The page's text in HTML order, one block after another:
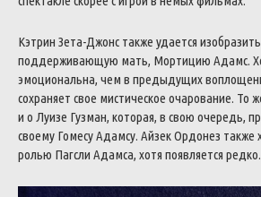
Кэтрин Зета-Джонс также удается
поддерживающую мать, Мортицию Адамс.
эмоциональна, чем в предыдущих
сохраняет свое мистическое очарование. То
и о Луизе Гузман, которая, в свою очередь,
своему Гомесу Адамсу. Айзек Ордонез также
ролью Пагсли Адамса, хотя появляется редко.